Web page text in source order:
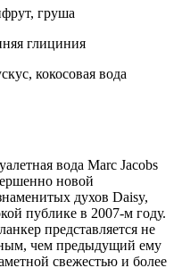
груша
глициния
кокосовая вода
вода Marc Jacobs
новой
духов Daisy,
публике в 2007-м году.
представляется не
чем предыдущий ему
свежестью и более